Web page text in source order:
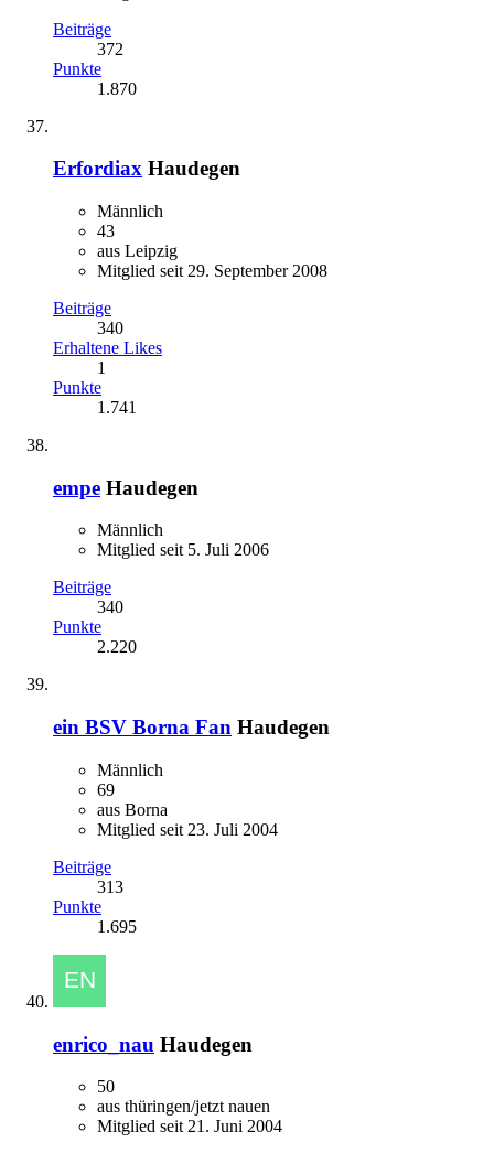
Beiträge
372
Punkte
1.870
Erfordiax Haudegen
Männlich
43
aus Leipzig
Mitglied seit 29. September 2008
Beiträge
340
Erhaltene Likes
1
Punkte
1.741
empe Haudegen
Männlich
Mitglied seit 5. Juli 2006
Beiträge
340
Punkte
2.220
ein BSV Borna Fan Haudegen
Männlich
69
aus Borna
Mitglied seit 23. Juli 2004
Beiträge
313
Punkte
1.695
enrico_nau Haudegen
50
aus thüringen/jetzt nauen
Mitglied seit 21. Juni 2004